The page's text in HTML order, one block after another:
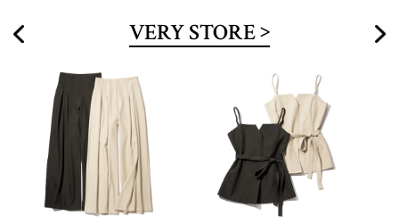
VERY STORE